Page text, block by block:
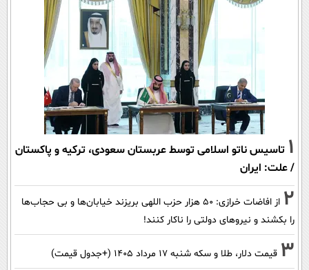
1 تاسیس ناتو اسلامی توسط عربستان سعودی، ترکیه و پاکستان
/ علت: ایران
2
از افاضات خرازی: ۵۰ هزار حزب اللهی بریزند خیابان‌ها و بی حجاب‌ها
را بکشند و نیرو‌های دولتی را ناکار کنند!
3 قیمت دلار، طلا و سکه شنبه ۱۷ مرداد ۱۴۰۵ (+جدول قیمت)